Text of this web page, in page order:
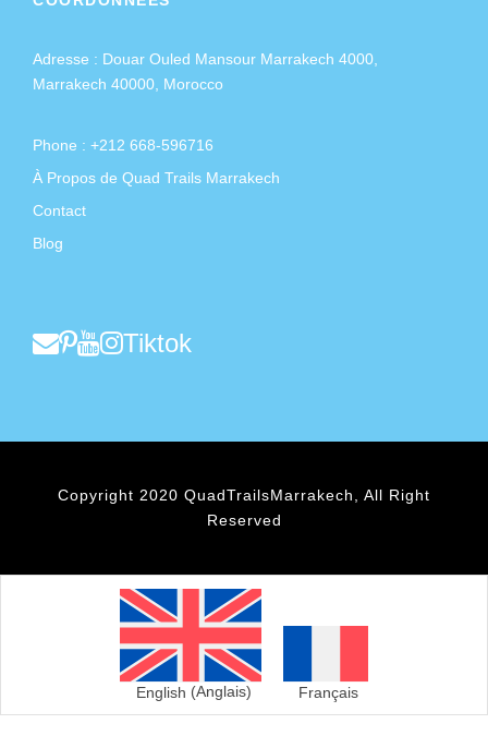
Adresse : Douar Ouled Mansour Marrakech 4000,
Marrakech 40000, Morocco
Phone : +212 668-596716
À Propos de Quad Trails Marrakech
Contact
Blog
Tiktok
Copyright 2020 QuadTrailsMarrakech, All Right
Reserved
English (Anglais) Français